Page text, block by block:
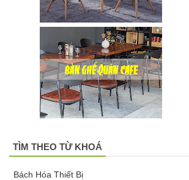
ghế dành
cho quán
hàng tại
Tp.HCM
Ghế chân
ngồi đệm
GLM48-ghế
TÌM THEO TỪ KHOÁ
Bách Hóa Thiết Bị